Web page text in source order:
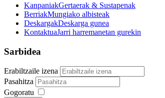
KanpaniakGertaerak & Sustapenak
BerriakMungiako albisteak
DeskargakDeskarga gunea
KontaktuaJarri harremanetan gurekin
Sarbidea
Erabiltzaile izena
Pasahitza
Gogoratu